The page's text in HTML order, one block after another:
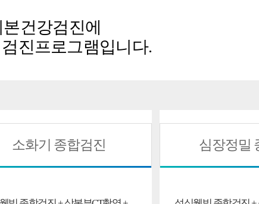
건강검진에
진프로그램입니다.
소화기 종합검진 심장정밀